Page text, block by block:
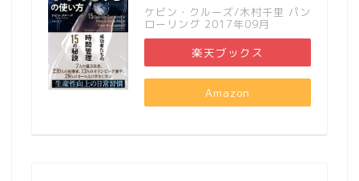
ケビン・クルーズ/木村千里 パン
ローリング 2017年09月
楽天ブックス
Amazon